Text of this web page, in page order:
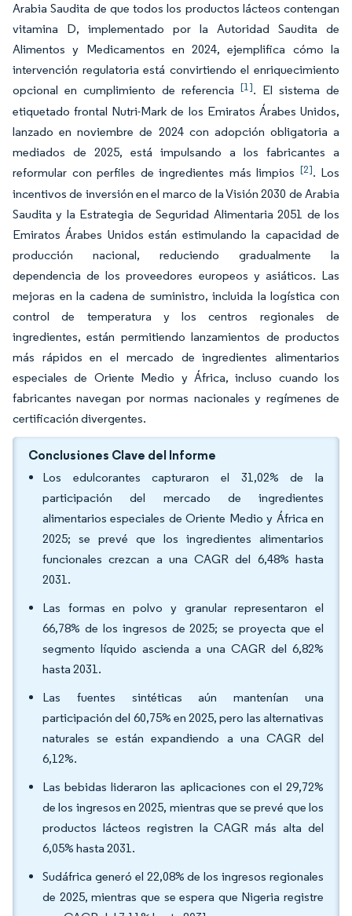
Arabia Saudita de que todos los productos lácteos contengan
vitamina D, implementado por la Autoridad Saudita de
Alimentos y Medicamentos en 2024, ejemplifica cómo la
intervención regulatoria está convirtiendo el enriquecimiento
opcional en cumplimiento de referencia [1]. El sistema de
etiquetado frontal Nutri-Mark de los Emiratos Árabes Unidos,
lanzado en noviembre de 2024 con adopción obligatoria a
mediados de 2025, está impulsando a los fabricantes a
reformular con perfiles de ingredientes más limpios [2]. Los
incentivos de inversión en el marco de la Visión 2030 de Arabia
Saudita y la Estrategia de Seguridad Alimentaria 2051 de los
Emiratos Árabes Unidos están estimulando la capacidad de
producción nacional, reduciendo gradualmente la
dependencia de los proveedores europeos y asiáticos. Las
mejoras en la cadena de suministro, incluida la logística con
control de temperatura y los centros regionales de
ingredientes, están permitiendo lanzamientos de productos
más rápidos en el mercado de ingredientes alimentarios
especiales de Oriente Medio y África, incluso cuando los
fabricantes navegan por normas nacionales y regímenes de
certificación divergentes.
Conclusiones Clave del Informe
Los edulcorantes capturaron el 31,02% de la
participación del mercado de ingredientes
alimentarios especiales de Oriente Medio y África en
2025; se prevé que los ingredientes alimentarios
funcionales crezcan a una CAGR del 6,48% hasta
2031.
Las formas en polvo y granular representaron el
66,78% de los ingresos de 2025; se proyecta que el
segmento líquido ascienda a una CAGR del 6,82%
hasta 2031.
Las fuentes sintéticas aún mantenían una
participación del 60,75% en 2025, pero las alternativas
naturales se están expandiendo a una CAGR del
6,12%.
Las bebidas lideraron las aplicaciones con el 29,72%
de los ingresos en 2025, mientras que se prevé que los
productos lácteos registren la CAGR más alta del
6,05% hasta 2031.
Sudáfrica generó el 22,08% de los ingresos regionales
de 2025, mientras que se espera que Nigeria registre